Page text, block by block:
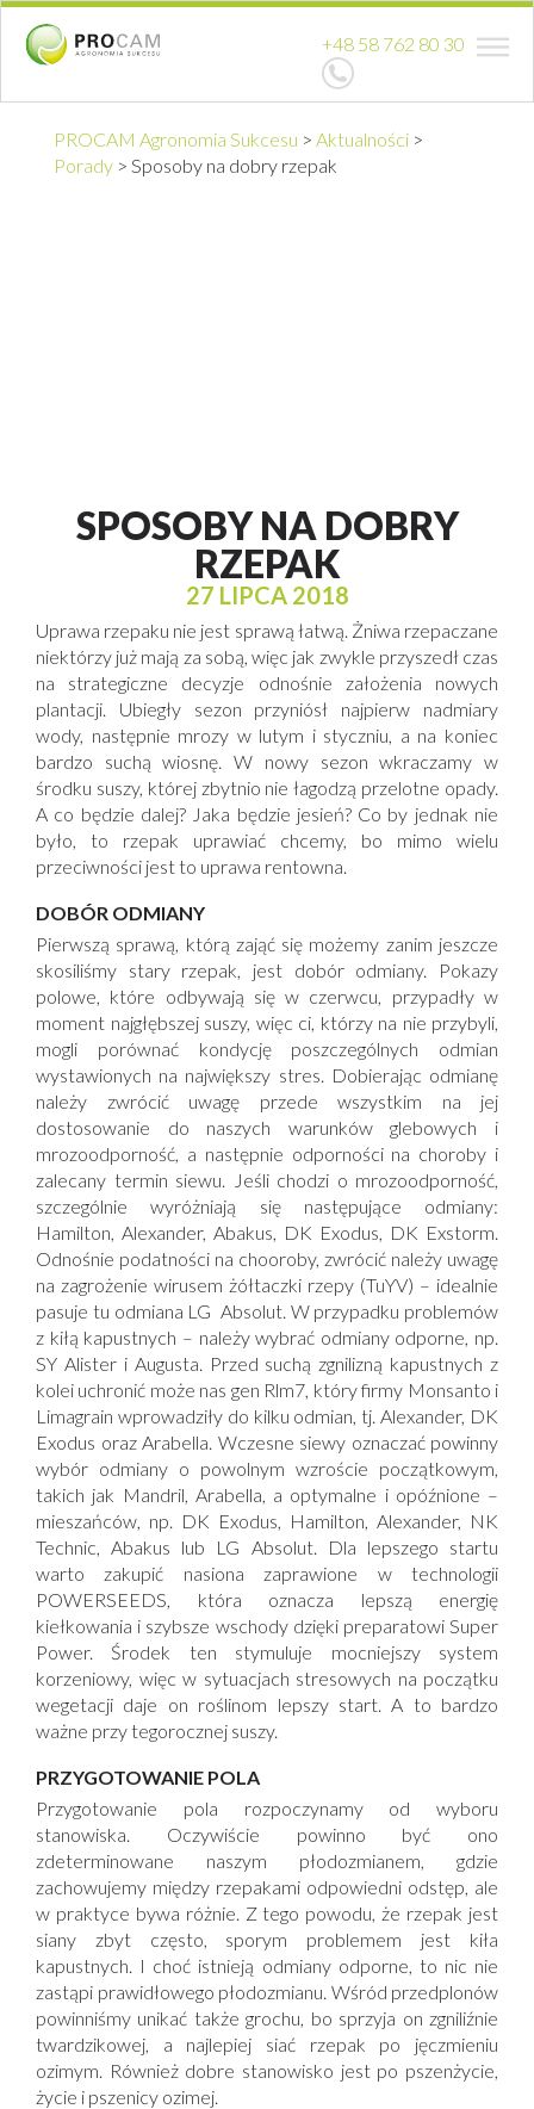
+48 58 762 80 30
PROCAM Agronomia Sukcesu > Aktualności >
Porady > Sposoby na dobry rzepak
SPOSOBY NA DOBRY
RZEPAK
27 LIPCA 2018
Uprawa rzepaku nie jest sprawą łatwą. Żniwa rzepaczane
niektórzy już mają za sobą, więc jak zwykle przyszedł czas
na strategiczne decyzje odnośnie założenia nowych
plantacji. Ubiegły sezon przyniósł najpierw nadmiary
wody, następnie mrozy w lutym i styczniu, a na koniec
bardzo suchą wiosnę. W nowy sezon wkraczamy w
środku suszy, której zbytnio nie łagodzą przelotne opady.
A co będzie dalej? Jaka będzie jesień? Co by jednak nie
było, to rzepak uprawiać chcemy, bo mimo wielu
przeciwności jest to uprawa rentowna.
DOBÓR ODMIANY
Pierwszą sprawą, którą zająć się możemy zanim jeszcze
skosiliśmy stary rzepak, jest dobór odmiany. Pokazy
polowe, które odbywają się w czerwcu, przypadły w
moment najgłębszej suszy, więc ci, którzy na nie przybyli,
mogli porównać kondycję poszczególnych odmian
wystawionych na największy stres. Dobierając odmianę
należy zwrócić uwagę przede wszystkim na jej
dostosowanie do naszych warunków glebowych i
mrozoodporność, a następnie odporności na choroby i
zalecany termin siewu. Jeśli chodzi o mrozoodporność,
szczególnie wyróżniają się następujące odmiany:
Hamilton, Alexander, Abakus, DK Exodus, DK Exstorm.
Odnośnie podatności na chooroby, zwrócić należy uwagę
na zagrożenie wirusem żółtaczki rzepy (TuYV) – idealnie
pasuje tu odmiana LG Absolut. W przypadku problemów
z kiłą kapustnych – należy wybrać odmiany odporne, np.
SY Alister i Augusta. Przed suchą zgnilizną kapustnych z
kolei uchronić może nas gen Rlm7, który firmy Monsanto i
Limagrain wprowadziły do kilku odmian, tj. Alexander, DK
Exodus oraz Arabella. Wczesne siewy oznaczać powinny
wybór odmiany o powolnym wzroście początkowym,
takich jak Mandril, Arabella, a optymalne i opóźnione –
mieszańców, np. DK Exodus, Hamilton, Alexander, NK
Technic, Abakus lub LG Absolut. Dla lepszego startu
warto zakupić nasiona zaprawione w technologii
POWERSEEDS, która oznacza lepszą energię
kiełkowania i szybsze wschody dzięki preparatowi Super
Power. Środek ten stymuluje mocniejszy system
korzeniowy, więc w sytuacjach stresowych na początku
wegetacji daje on roślinom lepszy start. A to bardzo
ważne przy tegorocznej suszy.
PRZYGOTOWANIE POLA
Przygotowanie pola rozpoczynamy od wyboru
stanowiska. Oczywiście powinno być ono
zdeterminowane naszym płodozmianem, gdzie
zachowujemy między rzepakami odpowiedni odstęp, ale
w praktyce bywa różnie. Z tego powodu, że rzepak jest
siany zbyt często, sporym problemem jest kiła
kapustnych. I choć istnieją odmiany odporne, to nic nie
zastąpi prawidłowego płodozmianu. Wśród przedplonów
powinniśmy unikać także grochu, bo sprzyja on zgniliźnie
twardzikowej, a najlepiej siać rzepak po jęczmieniu
ozimym. Również dobre stanowisko jest po pszenżycie,
życie i pszenicy ozimej.